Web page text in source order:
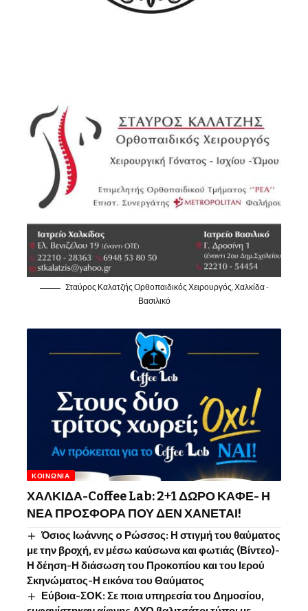
Σταύρος Καλατζής Ορθοπαιδικός Χειρουργός, Χαλκίδα -
Βασιλικό
ΚΟΙΝΩΝΊΑ
ΧΑΛΚΙΔΑ-Coffee Lab: 2+1 ΔΩΡΟ ΚΑΦΕ- Η
ΝΕΑ ΠΡΟΣΦΟΡΑ ΠΟΥ ΔΕΝ ΧΑΝΕΤΑΙ!
Όσιος Ιωάννης o Ρώσσος: Η στιγμή του θαύματος
με την βροχή, εν μέσω καύσωνα και φωτιάς (Βίντεο)-
Η δέηση-Η διάσωση του Προκοπίου και του Ιερού
Σκηνώματος-Η εικόνα του Θαύματος
Εύβοια-ΣΟΚ: Σε ποια υπηρεσία του Δημοσίου,